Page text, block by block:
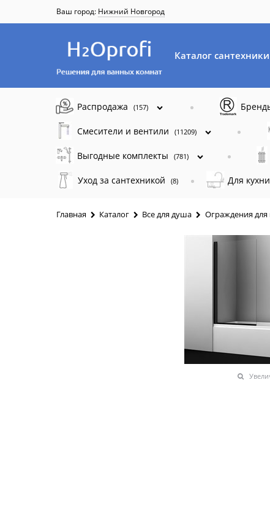
Ваш город: Нижний Новгород
Каталог
Распродажа (157)
Смесители и вентили (11209)
Выгодные комплекты (781)
Уход за сантехникой (8) Для
Главная Каталог Все для душа Ограждения для